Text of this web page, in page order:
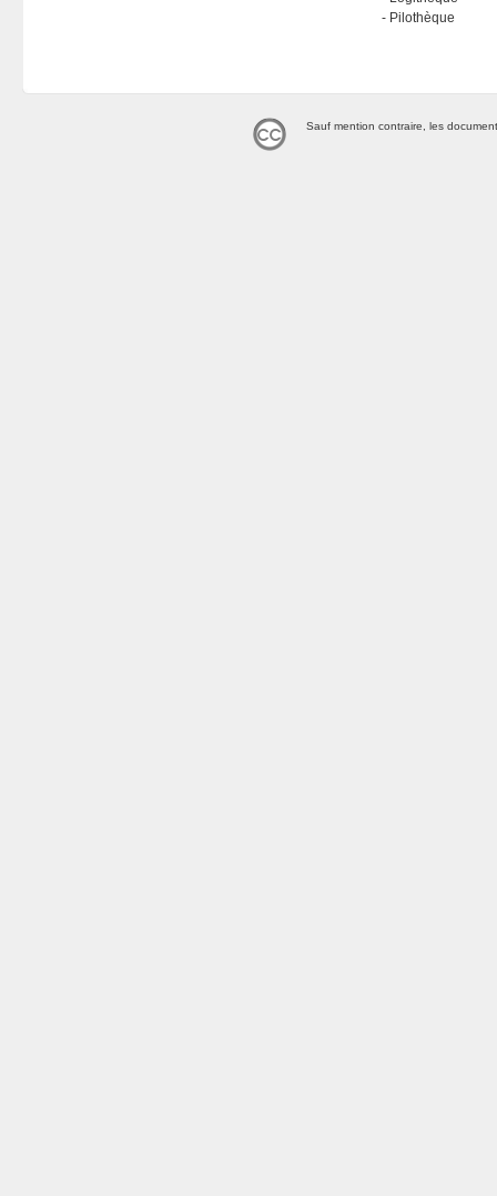
Pilothèque
Sauf mention contraire, les